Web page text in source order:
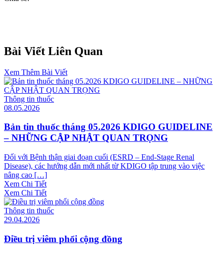
Bài Viết Liên Quan
Xem Thêm Bài Viết
Thông tin thuốc
08.05.2026
Bản tin thuốc tháng 05.2026 KDIGO GUIDELINE
– NHỮNG CẬP NHẬT QUAN TRỌNG
Đối với Bệnh thận giai đoạn cuối (ESRD – End-Stage Renal
Disease), các hướng dẫn mới nhất từ KDIGO tập trung vào việc
nâng cao […]
Xem Chi Tiết
Xem Chi Tiết
Thông tin thuốc
29.04.2026
Điều trị viêm phổi cộng đồng